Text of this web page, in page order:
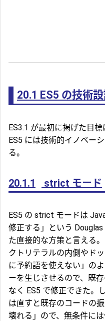
20.1 ES5 の技術
ES3.1 が最初に掲げた目
ES5 には技術的イノベー
る。
20.1.1 strict モード
ES5 の strict モードは
修正する」という
た直接的な方策と言える
クトリテラルの内側やド
に予約語を使えない」の
ーを生じさせるので、既
なく ES5 で修正できた。
は直すと既存のコードの
壊れる」ので、無条件に